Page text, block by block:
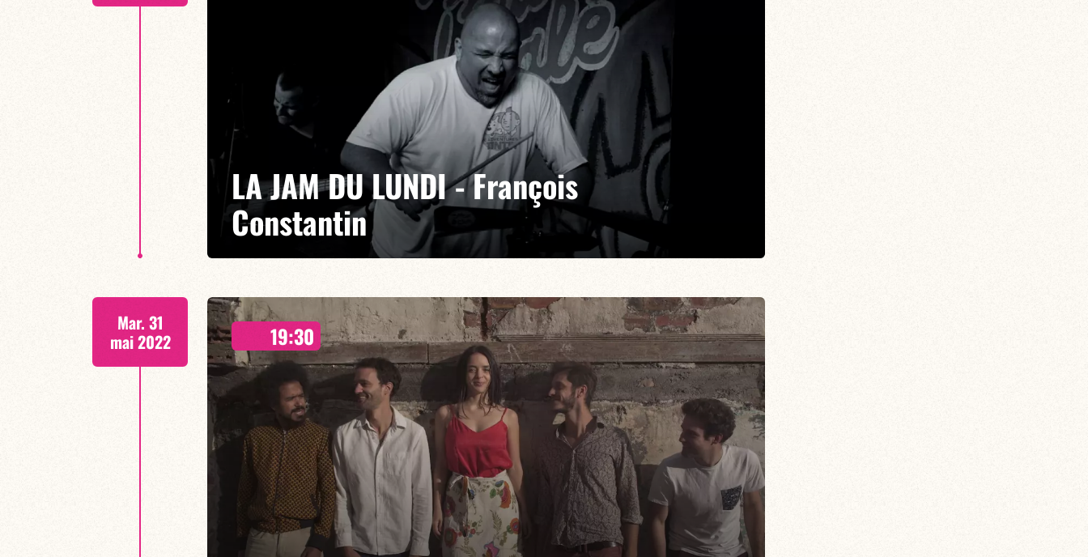
EN SAVOIR PLUS
LA JAM DU LUNDI - François
Constantin
Au Baiser Salé on connait François Constantin et ses jams depuis trente ans, alors
autant dire qu'il a invité toute la scène jazz hexagonale à se produire à ses côtés ! Il a
su faire de ce rendez-vous hebdomadaire une institution internationalement connue
EN SAVOIR PLUS
Mar. 31
mai 2022
19:30